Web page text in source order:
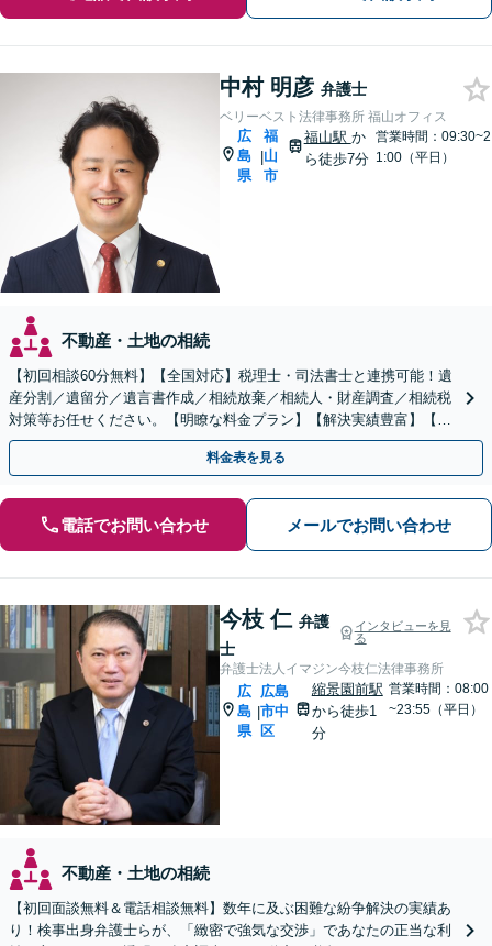
中村 明彦 弁護士
ベリーベスト法律事務所 福山オフィス
広
島
県
|
福
山
市
福山駅 か
ら徒歩7分
営業時間：09:30~2
1:00（平日）
不動産・土地の相続
【初回相談60分無料】【全国対応】税理士・司法書士と連携可能！遺
産分割／遺留分／遺言書作成／相続放棄／相続人・財産調査／相続税
対策等お任せください。【明瞭な料金プラン】【解決実績豊富】【電
話相談可】
料金表を見る
電話でお問い合わせ メールでお問い合わせ
今枝 仁 弁護
士
インタビューを見
る
弁護士法人イマジン今枝仁法律事務所
広
島
県
|
広島
市中
区
縮景園前駅
から徒歩1
分
営業時間：08:00
~23:55（平日）
不動産・土地の相続
【初回面談無料＆電話相談無料】数年に及ぶ困難な紛争解決の実績あ
り！検事出身弁護士らが、「緻密で強気な交渉」であなたの正当な利